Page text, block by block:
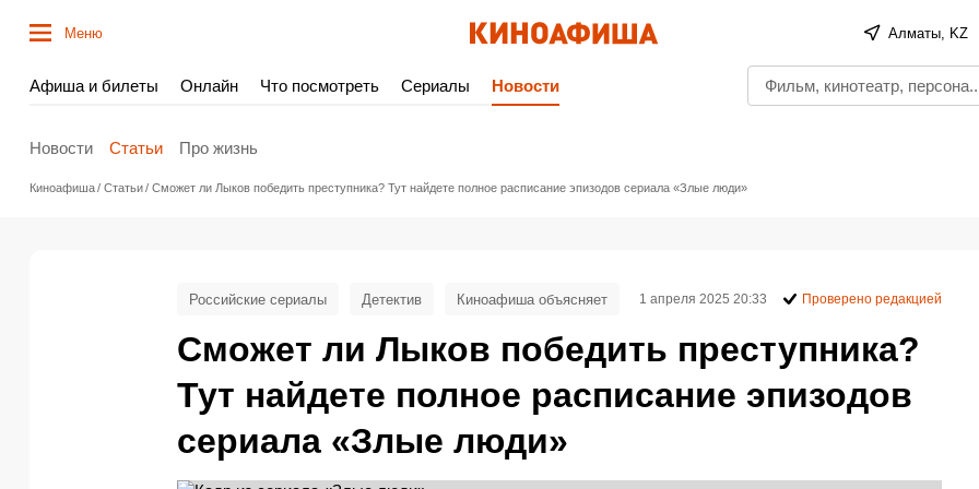
Меню Алматы, KZ
Афиша и билеты Онлайн Что посмотреть Сериалы Новости
Новости Статьи Про жизнь
Киноафиша Статьи Сможет ли Лыков победить преступника? Тут найдете полное расписание эпизодов сериала «Злые люди»
Сможет ли Лыков победить преступника?
Тут найдете полное расписание эпизодов
сериала «Злые люди»
Российские сериалы Детектив Киноафиша объясняет 1 апреля 2025 20:33 Проверено редакцией